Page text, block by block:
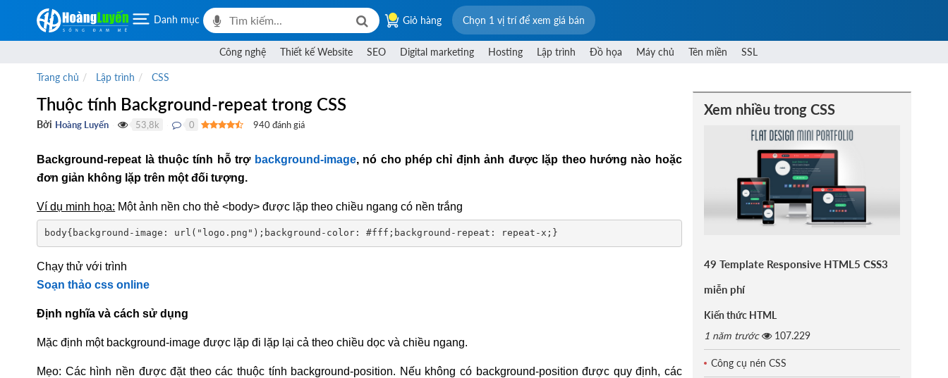
Danh mục Giỏ hàng Chọn 1 vị trí để xem giá bán
Công nghệ Thiết kế Website SEO Digital marketing Hosting Lập trình Đồ họa Máy chủ Tên miền SSL
Trang chủ Lập trình CSS
Thuộc tính Background-repeat trong CSS
Bởi Hoàng Luyến 53,8k 0 940đánh giá
Background-repeat là thuộc tính hỗ trợ background-image, nó cho phép chỉ định ảnh được lặp theo hướng nào hoặc
đơn giản không lặp trên một đối tượng.
Ví dụ minh họa: Một ảnh nền cho thẻ <body> được lặp theo chiều ngang có nền trắng
body{background-image: url("logo.png");background-color: #fff;background-repeat: repeat-x;}
Chạy thử với trình
Soạn thảo css online
Định nghĩa và cách sử dụng
Mặc định một background-image được lặp đi lặp lại cả theo chiều dọc và chiều ngang.
Mẹo: Các hình nền được đặt theo các thuộc tính background-position. Nếu không có background-position được quy định, các
Xem nhiều trong CSS
49 Template Responsive HTML5 CSS3
miễn phí
Kiến thức HTML
1 năm trước
107.229
Công cụ nén CSS